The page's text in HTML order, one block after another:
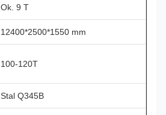
Ok. 9 T
12400*2500*1550 mm
100-120T
Stal Q345B